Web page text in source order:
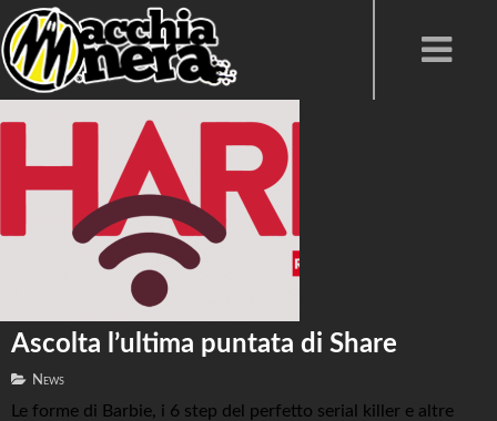
Ascolta l’ultima puntata di Share
News
Le forme di Barbie, i 6 step del perfetto serial killer e altre